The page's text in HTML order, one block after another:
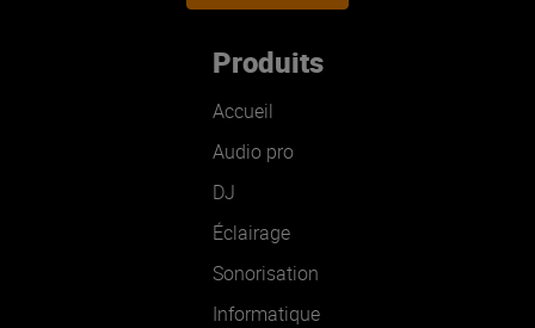
Produits
Accueil
Audio pro
DJ
Éclairage
Sonorisation
Informatique